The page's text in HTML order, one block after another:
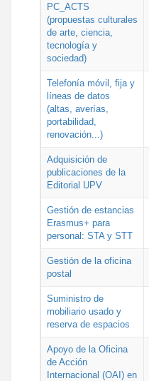
PC_ACTS
(propuestas culturales
de arte, ciencia,
tecnología y
sociedad)
Telefonía móvil, fija y
líneas de datos
(altas, averías,
portabilidad,
renovación...)
Adquisición de
publicaciones de la
Editorial UPV
Gestión de estancias
Erasmus+ para
personal: STA y STT
Gestión de la oficina
postal
Suministro de
mobiliario usado y
reserva de espacios
Apoyo de la Oficina
de Acción
Internacional (OAI) en